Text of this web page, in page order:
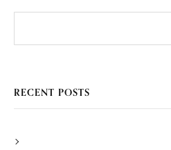
RECENT POSTS